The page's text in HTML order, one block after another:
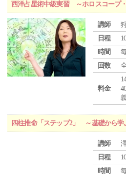
西洋占星術中級実習 ～ホロスコープ
講師
日程
時間
回数
料金
四柱推命「ステップ2」 ～基礎から
講師
日程
時間